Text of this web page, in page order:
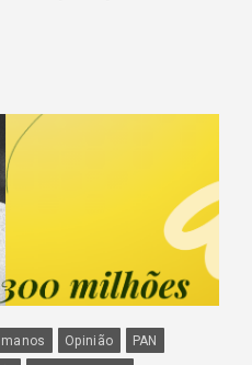
Opinião
PAN